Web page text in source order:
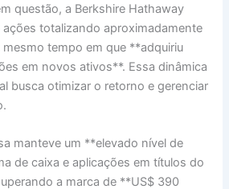
questão, a Berkshire Hathaway
totalizando aproximadamente
tempo em que **adquiriu
em novos ativos**. Essa dinâmica
busca otimizar o retorno e gerenciar
manteve um **elevado nível de
de caixa e aplicações em títulos do
a marca de **US$ 390